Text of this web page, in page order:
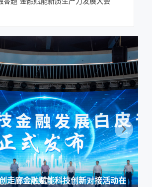
答题”2023合肥科创金融峰会
三角G60科创走廊一体化高质量发展合
资行业峰会
走廊金融赋能科技创新对接活动在